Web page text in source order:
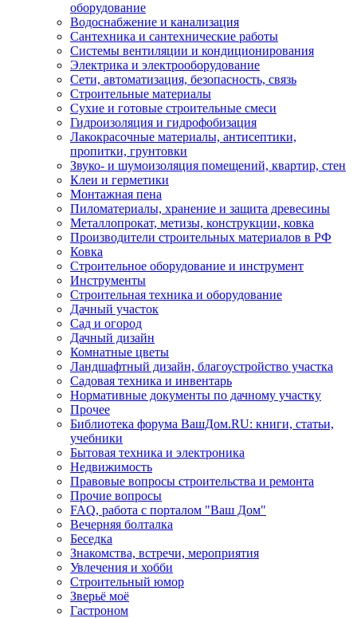
оборудование
Водоснабжение и канализация
Сантехника и сантехнические работы
Системы вентиляции и кондиционирования
Электрика и электрооборудование
Сети, автоматизация, безопасность, связь
Строительные материалы
Сухие и готовые строительные смеси
Гидроизоляция и гидрофобизация
Лакокрасочные материалы, антисептики,
пропитки, грунтовки
Звуко- и шумоизоляция помещений, квартир, стен
Клеи и герметики
Монтажная пена
Пиломатериалы, хранение и защита древесины
Металлопрокат, метизы, конструкции, ковка
Производители строительных материалов в РФ
Ковка
Строительное оборудование и инструмент
Инструменты
Строительная техника и оборудование
Дачный участок
Сад и огород
Дачный дизайн
Комнатные цветы
Ландшафтный дизайн, благоустройство участка
Садовая техника и инвентарь
Нормативные документы по дачному участку
Прочее
Библиотека форума ВашДом.RU: книги, статьи,
учебники
Бытовая техника и электроника
Недвижимость
Правовые вопросы строительства и ремонта
Прочие вопросы
FAQ, работа с порталом "Ваш Дом"
Вечерняя болталка
Беседка
Знакомства, встречи, мероприятия
Увлечения и хобби
Строительный юмор
Зверьё моё
Гастроном